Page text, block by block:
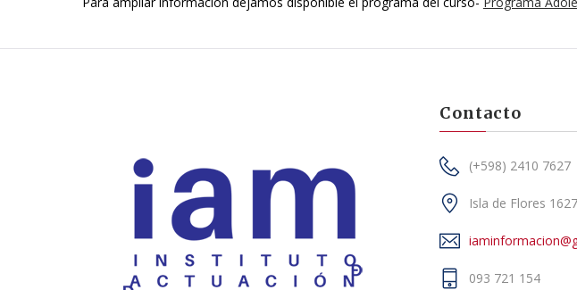
Contacto
(+598) 2410 7627
Isla de Flores
093 721 154